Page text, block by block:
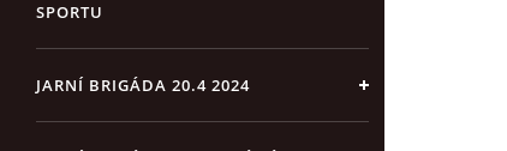
SPORTU
JARNÍ BRIGÁDA 20.4 2024